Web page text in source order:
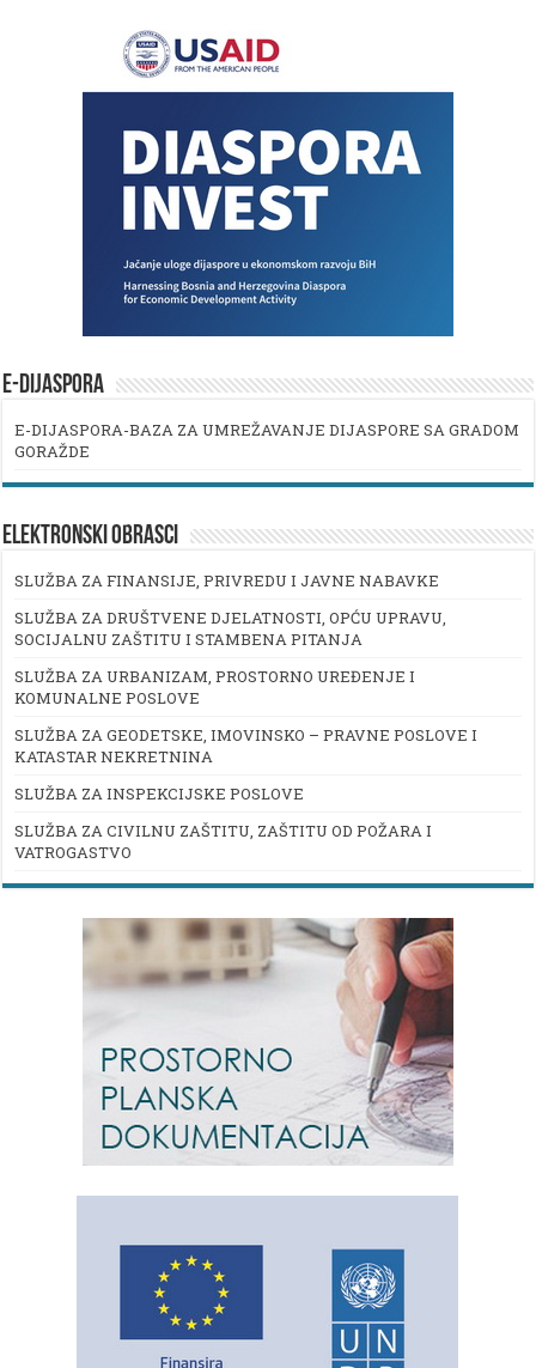
E-DIJASPORA
E-DIJASPORA-BAZA ZA UMREŽAVANJE DIJASPORE SA GRADOM
GORAŽDE
ELEKTRONSKI OBRASCI
SLUŽBA ZA FINANSIJE, PRIVREDU I JAVNE NABAVKE
SLUŽBA ZA DRUŠTVENE DJELATNOSTI, OPĆU UPRAVU,
SOCIJALNU ZAŠTITU I STAMBENA PITANJA
SLUŽBA ZA URBANIZAM, PROSTORNO UREĐENJE I
KOMUNALNE POSLOVE
SLUŽBA ZA GEODETSKE, IMOVINSKO – PRAVNE POSLOVE I
KATASTAR NEKRETNINA
SLUŽBA ZA INSPEKCIJSKE POSLOVE
SLUŽBA ZA CIVILNU ZAŠTITU, ZAŠTITU OD POŽARA I
VATROGASTVO